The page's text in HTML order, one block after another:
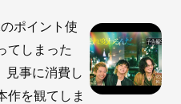
ポイント使
てしまった
見事に消費し
作を観てしま